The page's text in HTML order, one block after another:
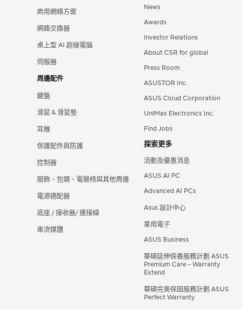
商用網絡方案
網路交換器
桌上型 AI 超級電腦
伺服器
周邊配件
鍵盤
滑鼠 & 滑鼠墊
耳機
保護配件與防護
控制器
服飾、包類、電競椅與其他周邊
電源適配器
底座 / 接收器/ 連接線
串流媒體
News
Awards
Investor Relations
About CSR for global
Press Room
ASUSTOR Inc.
ASUS Cloud Corporation
UniMax Electronics Inc.
Find Jobs
探索更多
活動及優惠消息
ASUS AI PC
Advanced AI PCs
Asus 設計中心
車用電子
ASUS Business
華碩延伸保養服務計劃 ASUS
Premium Care – Warranty
Extend
華碩完美保固服務計劃 ASUS
Perfect Warranty